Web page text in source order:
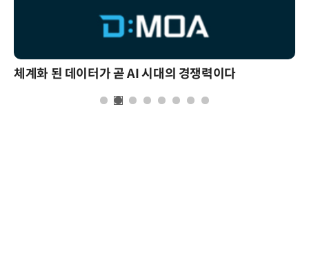
체계화 된 데이터가 곧 AI 시대의 경쟁력이다